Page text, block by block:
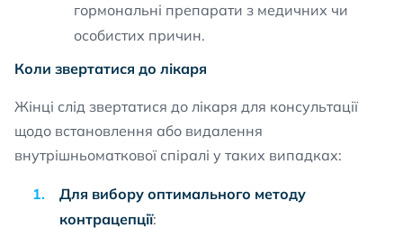
гормональні препарати з медичних чи
особистих причин.
Коли звертатися до лікаря
Жінці слід звертатися до лікаря для консультації
щодо встановлення або видалення
внутрішньоматкової спіралі у таких випадках:
Для вибору оптимального методу
контрацепції: